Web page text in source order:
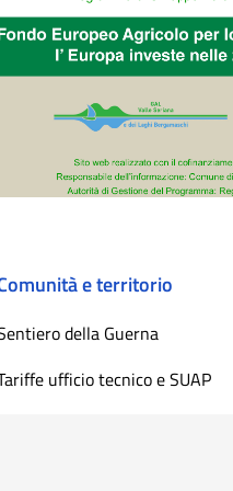
e territorio
della Guerna
ufficio tecnico e SUAP